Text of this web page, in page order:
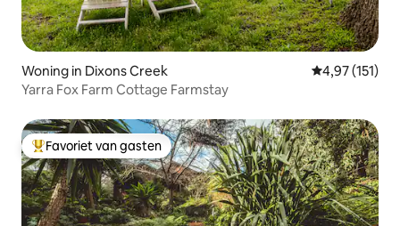
Woning in Dixons Creek Gemiddelde
4,97 (151)
Yarra Fox Farm Cottage Farmstay
Topfavoriet van gasten
Favoriet van gasten